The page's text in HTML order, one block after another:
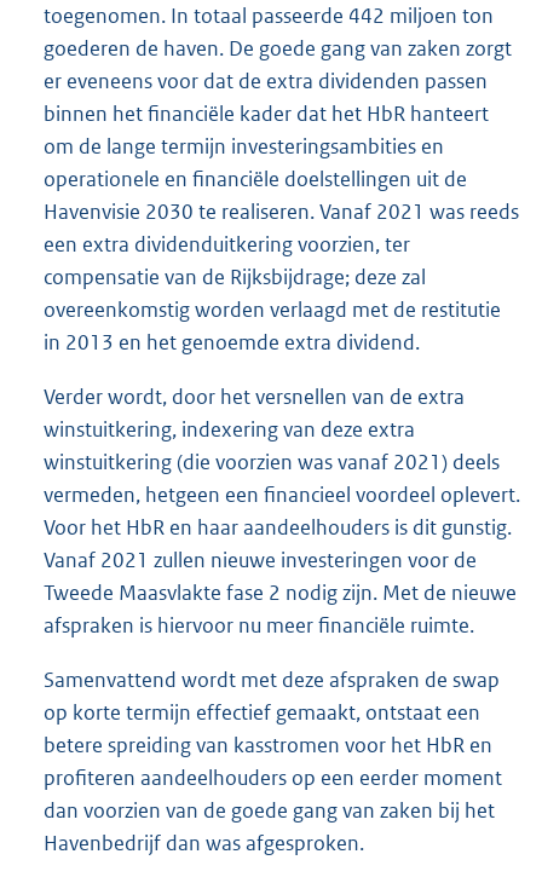
toegenomen. In totaal passeerde 442 miljoen ton
goederen de haven. De goede gang van zaken zorgt
er eveneens voor dat de extra dividenden passen
binnen het financiële kader dat het HbR hanteert
om de lange termijn investeringsambities en
operationele en financiële doelstellingen uit de
Havenvisie 2030 te realiseren. Vanaf 2021 was reeds
een extra dividenduitkering voorzien, ter
compensatie van de Rijksbijdrage; deze zal
overeenkomstig worden verlaagd met de restitutie
in 2013 en het genoemde extra dividend.
Verder wordt, door het versnellen van de extra
winstuitkering, indexering van deze extra
winstuitkering (die voorzien was vanaf 2021) deels
vermeden, hetgeen een financieel voordeel oplevert.
Voor het HbR en haar aandeelhouders is dit gunstig.
Vanaf 2021 zullen nieuwe investeringen voor de
Tweede Maasvlakte fase 2 nodig zijn. Met de nieuwe
afspraken is hiervoor nu meer financiële ruimte.
Samenvattend wordt met deze afspraken de swap
op korte termijn effectief gemaakt, ontstaat een
betere spreiding van kasstromen voor het HbR en
profiteren aandeelhouders op een eerder moment
dan voorzien van de goede gang van zaken bij het
Havenbedrijf dan was afgesproken.